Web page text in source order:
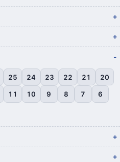
25 24 23 22 21 20
11 10 9 8 7 6